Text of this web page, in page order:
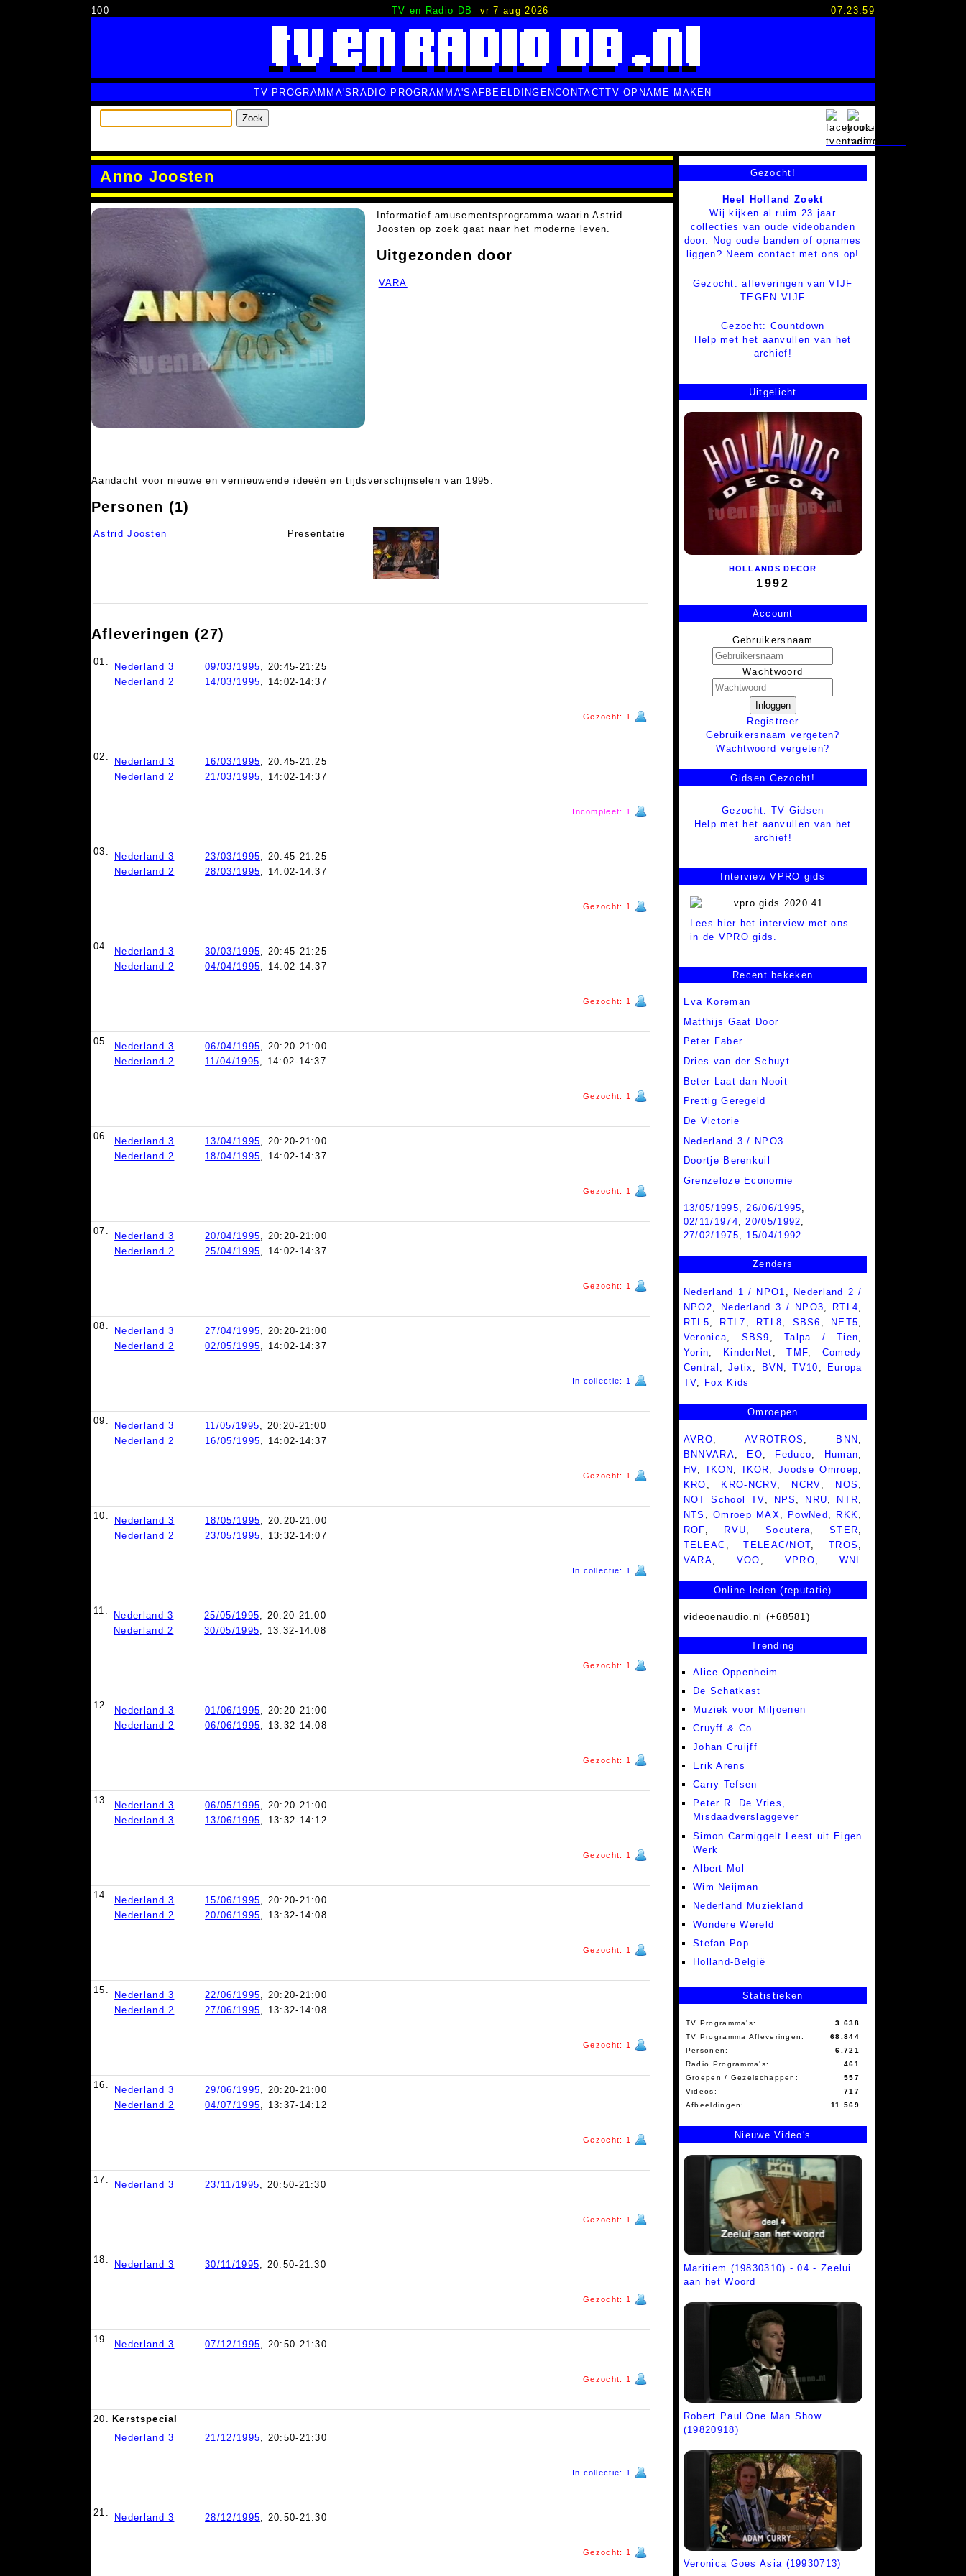
100 TV en Radio DB vr 7 aug 2026 07:24:00
TV PROGRAMMA'S RADIO PROGRAMMA'S AFBEELDINGENCONTACTTV OPNAME MAKEN
Zoek
Anno Joosten
Informatief amusementsprogramma waarin Astrid
Joosten op zoek gaat naar het moderne leven.
Uitgezonden door
VARA
Aandacht voor nieuwe en vernieuwende ideeën en tijdsverschijnselen van 1995.
Personen (1)
Astrid Joosten Presentatie
Afleveringen (27)
01. Nederland 3 09/03/1995 , 20:45-21:25
Nederland 2
14/03/1995 , 14:02-14:37
Gezocht: 1
02. Nederland 3 16/03/1995 , 20:45-21:25
Nederland 2
21/03/1995 , 14:02-14:37
Incompleet: 1
03. Nederland 3 23/03/1995 , 20:45-21:25
Nederland 2
28/03/1995 , 14:02-14:37
Gezocht: 1
04. Nederland 3 30/03/1995 , 20:45-21:25
Nederland 2
04/04/1995 , 14:02-14:37
Gezocht: 1
05. Nederland 3 06/04/1995 , 20:20-21:00
Nederland 2
11/04/1995 , 14:02-14:37
Gezocht: 1
06. Nederland 3 13/04/1995 , 20:20-21:00
Nederland 2
18/04/1995 , 14:02-14:37
Gezocht: 1
07. Nederland 3 20/04/1995 , 20:20-21:00
Nederland 2
25/04/1995 , 14:02-14:37
Gezocht: 1
08. Nederland 3 27/04/1995 , 20:20-21:00
Nederland 2
02/05/1995 , 14:02-14:37
In collectie: 1
09. Nederland 3 11/05/1995 , 20:20-21:00
Nederland 2
16/05/1995 , 14:02-14:37
Gezocht: 1
10. Nederland 3 18/05/1995 , 20:20-21:00
Nederland 2
23/05/1995 , 13:32-14:07
In collectie: 1
11. Nederland 3 25/05/1995 , 20:20-21:00
Nederland 2
30/05/1995 , 13:32-14:08
Gezocht: 1
12. Nederland 3 01/06/1995 , 20:20-21:00
Nederland 2
06/06/1995 , 13:32-14:08
Gezocht: 1
13. Nederland 3 06/05/1995 , 20:20-21:00
Nederland 3
13/06/1995 , 13:32-14:12
Gezocht: 1
14. Nederland 3 15/06/1995 , 20:20-21:00
Nederland 2
20/06/1995 , 13:32-14:08
Gezocht: 1
15. Nederland 3 22/06/1995 , 20:20-21:00
Nederland 2
27/06/1995 , 13:32-14:08
Gezocht: 1
16. Nederland 3 29/06/1995 , 20:20-21:00
Nederland 2
04/07/1995 , 13:37-14:12
Gezocht: 1
17. Nederland 3 23/11/1995 , 20:50-21:30
Gezocht: 1
18. Nederland 3 30/11/1995 , 20:50-21:30
Gezocht: 1
19. Nederland 3 07/12/1995 , 20:50-21:30
Gezocht: 1
20.
Kerstspecial
Nederland 3
21/12/1995 , 20:50-21:30
In collectie: 1
21. Nederland 3 28/12/1995 , 20:50-21:30
Gezocht: 1
Gezocht!
Heel Holland Zoekt
Wij kijken al ruim 23 jaar
collecties van oude videobanden
door. Nog oude banden of opnames
liggen? Neem contact met ons op!
Gezocht: afleveringen van VIJF
TEGEN VIJF
Gezocht: Countdown
Help met het aanvullen van het
archief!
Uitgelicht
HOLLANDS DECOR
1992
Account
Gebruikersnaam
Wachtwoord
Inloggen
Registreer
Gebruikersnaam vergeten?
Wachtwoord vergeten?
Gidsen Gezocht!
Gezocht: TV Gidsen
Help met het aanvullen van het
archief!
Interview VPRO gids
Lees hier het interview met ons
in de VPRO gids.
Recent bekeken
Eva Koreman
Matthijs Gaat Door
Peter Faber
Dries van der Schuyt
Beter Laat dan Nooit
Prettig Geregeld
De Victorie
Nederland 3 / NPO3
Doortje Berenkuil
Grenzeloze Economie
13/05/1995,26/06/1995,
02/11/1974,20/05/1992,
27/02/1975, 15/04/1992
Zenders
Nederland 1 / NPO1
Nederland 2 /
NPO2
Nederland 3 / NPO3 RTL4
RTL5
RTL7 RTL8 SBS6 NET5
Veronica
SBS9 ,Talpa / Tien
Yorin
KinderNet ,TMF
Comedy
Central
Jetix BVN ,TV10
Europa
TV
Fox Kids
Omroepen
AVRO, AVROTROS , BNN ,
BNNVARA, EO, Feduco, Human,
HV, IKON , IKOR,Joodse Omroep,
KRO , KRO-NCRV, NCRV, NOS ,
NOT School TV, NPS , NRU, NTR,
NTS ,Omroep MAX, PowNed , RKK,
ROF, RVU, Socutera,STER,
TELEAC ,TELEAC/NOT,TROS ,
VARA, VOO , VPRO, WNL
Online leden (reputatie)
videoenaudio.nl (+68581)
Trending
Alice Oppenheim
De Schatkast
Muziek voor Miljoenen
Cruyff & Co
Johan Cruijff
Erik Arens
Carry Tefsen
Peter R. De Vries,
Misdaadverslaggever
Simon Carmiggelt Leest uit Eigen
Werk
Albert Mol
Wim Neijman
Nederland Muziekland
Wondere Wereld
Stefan Pop
Holland-België
Statistieken
TV Programma's:
3.638
TV Programma Afleveringen:
68.844
Personen:
6.721
Radio Programma's:
461
Groepen / Gezelschappen:
557
Videos:
717
Afbeeldingen:
11.569
Nieuwe Video's
Maritiem (19830310) - 04 - Zeelui
aan het Woord
Robert Paul One Man Show
(19820918)
Veronica Goes Asia (19930713)